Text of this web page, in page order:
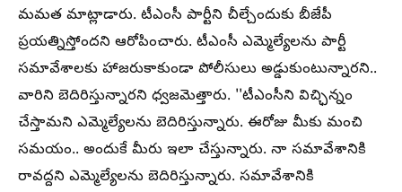
మమత మాట్లాడారు. టీఎంసీ పార్టీని చీల్చేందుకు బీజేపీ
ప్రయత్నిస్తోందని ఆరోపించారు. టీఎంసీ ఎమ్మెల్యేలను పార్టీ
సమావేశాలకు హాజరుకాకుండా పోలీసులు అడ్డుకుంటున్నారని..
వారిని బెదిరిస్తున్నారని ధ్వజమెత్తారు. ''టీఎంసీని విచ్ఛిన్నం
చేస్తామని ఎమ్మెల్యేలను బెదిరిస్తున్నారు. ఈరోజు మీకు మంచి
సమయం.. అందుకే మీరు ఇలా చేస్తున్నారు. నా సమావేశానికి
రావద్దని ఎమ్మెల్యేలను బెదిరిస్తున్నారు. సమావేశానికి